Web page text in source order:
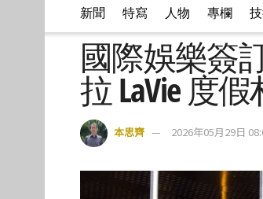
新聞 特寫 人物 專欄
國際娛樂簽
拉 LaVie 度
本思齊 2026年05月29日